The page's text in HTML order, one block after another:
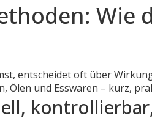
Wie
entscheidet oft über
Ölen und Esswaren – kurz,